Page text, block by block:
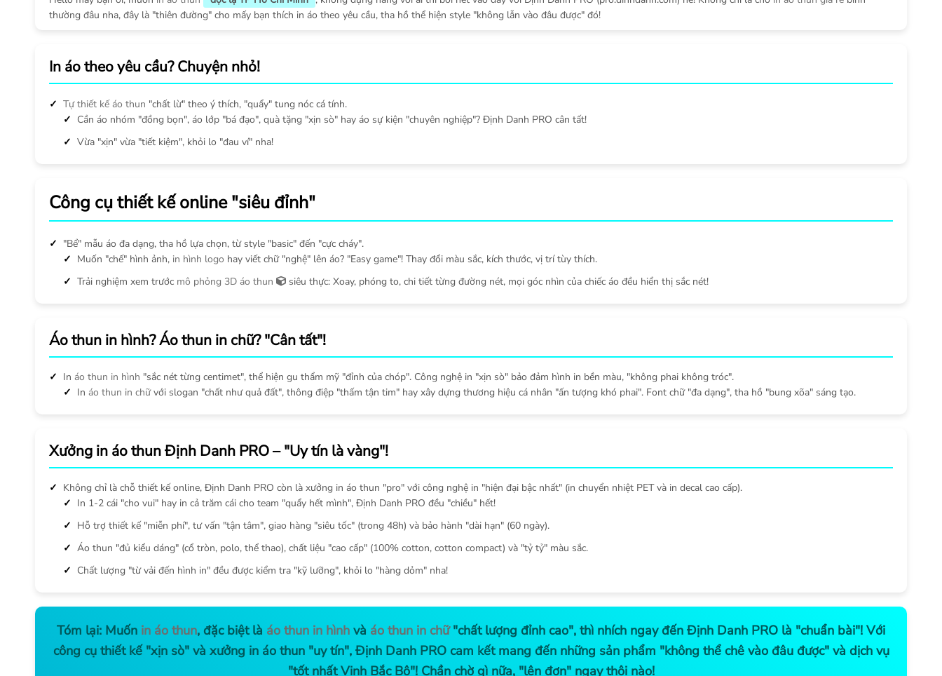
thường đâu nha, đây là "thiên đường" cho mấy bạn thích in áo theo yêu cầu, tha hồ thể hiện style "không lẫn vào đâu được" đó!
In áo theo yêu cầu? Chuyện nhỏ!
Tự thiết kế áo thun "chất lừ" theo ý thích, "quẩy" tung nóc cá tính.
Cần áo nhóm "đồng bọn", áo lớp "bá đạo", quà tặng "xịn sò" hay áo sự kiện "chuyên nghiệp"? Định Danh PRO cân tất!
Vừa "xịn" vừa "tiết kiệm", khỏi lo "đau ví" nha!
Công cụ thiết kế online "siêu đỉnh"
"Bể" mẫu áo đa dạng, tha hồ lựa chọn, từ style "basic" đến "cực cháy".
Muốn "chế" hình ảnh, in hình logo hay viết chữ "nghệ" lên áo? "Easy game"! Thay đổi màu sắc, kích thước, vị trí tùy thích.
Trải nghiệm xem trước mô phỏng 3D áo thun siêu thực: Xoay, phóng to, chi tiết từng đường nét, mọi góc nhìn của chiếc áo đều hiển thị sắc nét!
Áo thun in hình? Áo thun in chữ? "Cân tất"!
In áo thun in hình "sắc nét từng centimet", thể hiện gu thẩm mỹ "đỉnh của chóp". Công nghệ in "xịn sò" bảo đảm hình in bền màu, "không phai không tróc".
In áo thun in chữvới slogan "chất như quả đất", thông điệp "thấm tận tim" hay xây dựng thương hiệu cá nhân "ấn tượng khó phai". Font chữ "đa dạng", tha hồ "bung xõa" sáng tạo.
Xưởng in áo thun Định Danh PRO – "Uy tín là vàng"!
Không chỉ là chỗ thiết kế online, Định Danh PRO còn là xưởng in áo thun "pro" với công nghệ in "hiện đại bậc nhất" (in chuyển nhiệt PET và in decal cao cấp).
In 1-2 cái "cho vui" hay in cả trăm cái cho team "quẩy hết mình", Định Danh PRO đều "chiều" hết!
Hỗ trợ thiết kế "miễn phí", tư vấn "tận tâm", giao hàng "siêu tốc" (trong 48h) và bảo hành "dài hạn" (60 ngày).
Áo thun "đủ kiểu dáng" (cổ tròn, polo, thể thao), chất liệu "cao cấp" (100% cotton, cotton compact) và "tỷ tỷ" màu sắc.
Chất lượng "từ vải đến hình in" đều được kiểm tra "kỹ lưỡng", khỏi lo "hàng dỏm" nha!
Tóm lại: Muốn in áo thun, đặc biệt là áo thun in hình và áo thun in chữ"chất lượng đỉnh cao", thì nhích ngay đến Định Danh PRO là "chuẩn bài"! Với
công cụ thiết kế "xịn sò" và xưởng in áo thun "uy tín", Định Danh PRO cam kết mang đến những sản phẩm "không thể chê vào đâu được" và dịch vụ
"tốt nhất Vịnh Bắc Bộ"! Chần chờ gì nữa, "lên đơn" ngay thôi nào!